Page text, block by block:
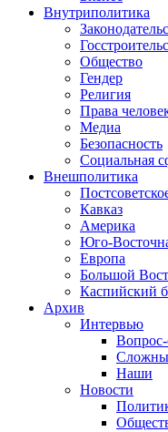
Внутриполитика
Общество
Гендер
Религия
Права
Медиа
Безопасность
Социальная
Внешполитика
Кавказ
Америка
Юго-
Европа
Большой
Каспийский
Архив
Интервью
Вопрос-
Наши
Новости